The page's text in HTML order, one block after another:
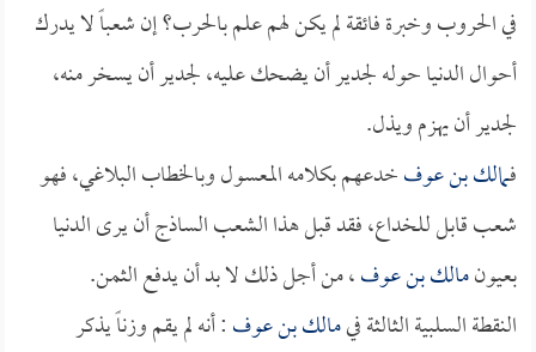
في الحروب وخبرة فائقة لم يكن لهم علم بالحرب؟ إن شعباً لا يدرك
أحوال الدنيا حوله لجدير أن يضحك عليه، لجدير أن يسخر منه،
لجدير أن يهزم ويذل.
فـمالك بن عوفخدعهم بكلامه المعسول وبالخطاب البلاغي، فهو
شعب قابل للخداع، فقد قبل هذا الشعب الساذج أن يرى الدنيا
بعيونمالك بن عوف، من أجل ذلك لا بد أن يدفع الثمن.
النقطة السلبية الثالثة فيمالك بن عوف: أنه لم يقم وزناً يذكر